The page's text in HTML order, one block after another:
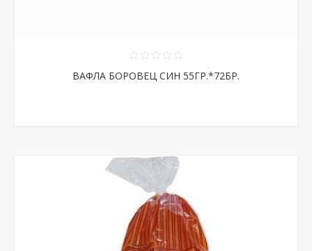
ВАФЛА БОРОВЕЦ СИН 55ГР.*72БР.